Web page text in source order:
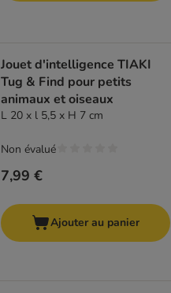
Jouet d'intelligence TIAKI
Tug & Find pour petits
animaux et oiseaux
L 20 x l 5,5 x H 7 cm
7,99 €
Non évalué
Ajouter au panier